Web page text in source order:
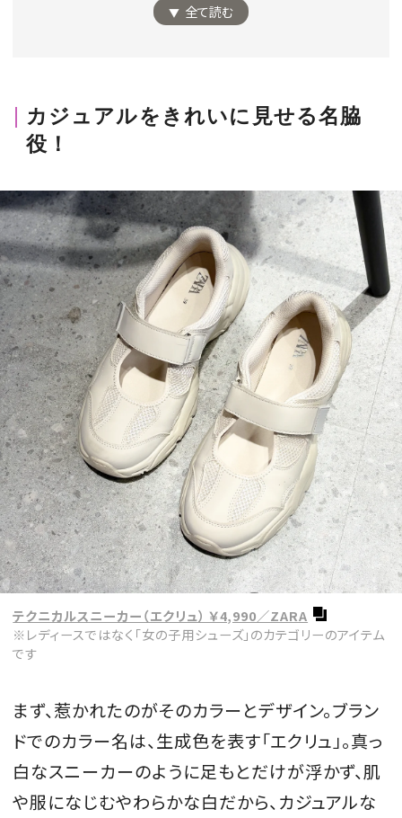
SPUR 2026 JULY
2026年9月号
最新号を試し読み
全て読む
カジュアルをきれいに見せる名脇
役！
テクニカルスニーカー（エクリュ） ￥4,990／ZARA
※レディースではなく「女の子用シューズ」のカテゴリーのアイテム
です
まず、惹かれたのがそのカラーとデザイン。ブラン
ドでのカラー名は、生成色を表す「エクリュ」。真っ
白なスニーカーのように足もとだけが浮かず、肌
や服になじむやわらかな白だから、カジュアルな